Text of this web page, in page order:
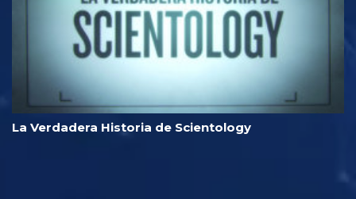
La Verdadera Historia de Scientology